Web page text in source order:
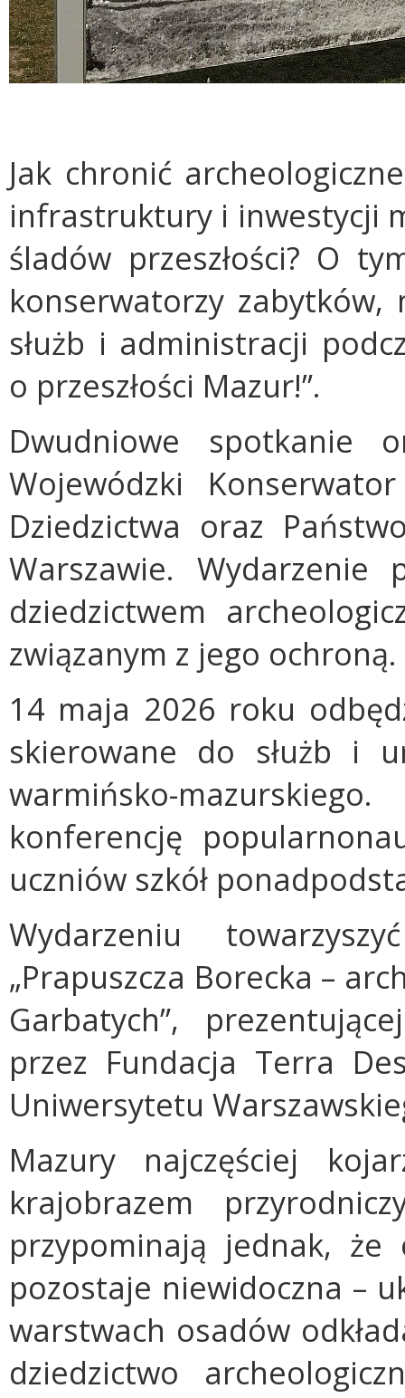
Jak chronić
infrastruktury i inwestycji
śladów przeszłości? O
konserwatorzy zabytków,
służb i administracji
o przeszłości Mazur!”.
Dwudniowe spotkanie
Wojewódzki
Dziedzictwa oraz
Warszawie. Wydarzenie
dziedzictwem
związanym z jego ochroną.
14 maja 2026 roku
skierowane do służb i
warmińsko-
konferencję
uczniów szkół
Wydarzeniu
„Prapuszcza Borecka –
Garbatych”,
przez Fundacja Terra
Uniwersytetu
Mazury najczęściej
krajobrazem
przypominają jednak,
pozostaje niewidoczna –
warstwach osadów
dziedzictwo